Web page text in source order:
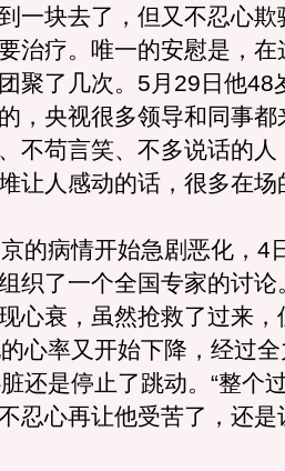
一块去了，但又不忍心欺
治疗。唯一的安慰是，在
聚了几次。5月29日他48
，央视很多领导和同事都
不苟言笑、不多说话的人
让人感动的话，很多在场
病情开始急剧恶化，4
织了一个全国专家的讨论
心衰，虽然抢救了过来
心率又开始下降，经过
还是停止了跳动。“整个
忍心再让他受苦了，还是